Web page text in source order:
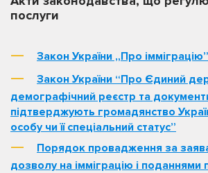
послуги
Закон України „Про імміграцію”
Закон України “Про Єдиний
демографічний реєстр та
підтверджують громадянство
особу чи її спеціальний статус”
Порядок провадження за
дозволу на імміграцію і поданнями